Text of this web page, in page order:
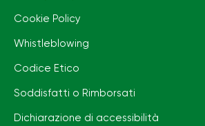
Cookie Policy
Whistleblowing
Codice Etico
Soddisfatti o Rimborsati
Dichiarazione di accessibilità